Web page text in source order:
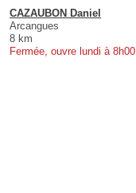
CAZAUBON Daniel
Arcangues
8 km
Fermée, ouvre lundi à 8h00